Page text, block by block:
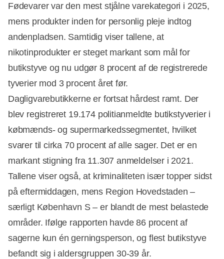
Fødevarer var den mest stjålne varekategori i 2025,
mens produkter inden for personlig pleje indtog
andenpladsen. Samtidig viser tallene, at
nikotinprodukter er steget markant som mål for
butikstyve og nu udgør 8 procent af de registrerede
tyverier mod 3 procent året før.
Dagligvarebutikkerne er fortsat hårdest ramt. Der
blev registreret 19.174 politianmeldte butikstyverier i
købmænds- og supermarkedssegmentet, hvilket
svarer til cirka 70 procent af alle sager. Det er en
markant stigning fra 11.307 anmeldelser i 2021.
Tallene viser også, at kriminaliteten især topper sidst
på eftermiddagen, mens Region Hovedstaden –
særligt København S – er blandt de mest belastede
områder. Ifølge rapporten havde 86 procent af
sagerne kun én gerningsperson, og flest butikstyve
befandt sig i aldersgruppen 30-39 år.